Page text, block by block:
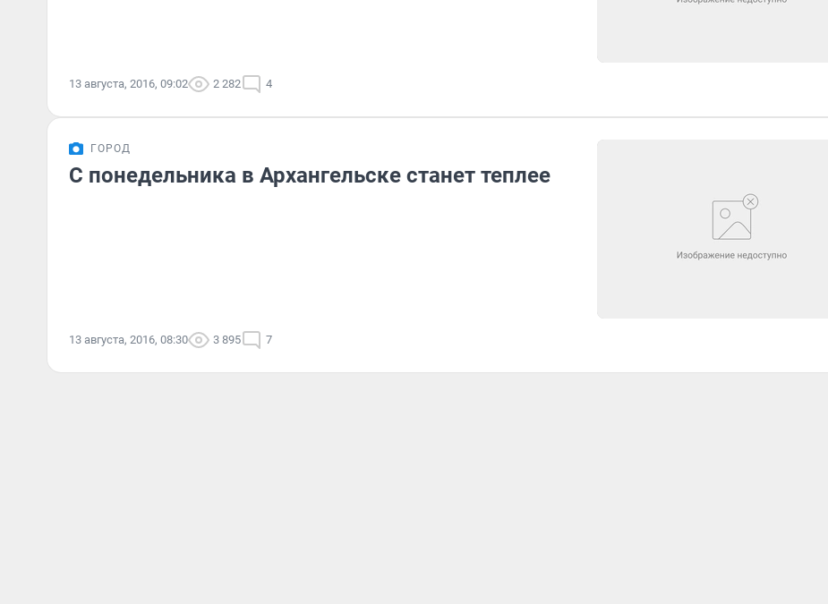
13 августа, 2016, 09:02 2 282 4
ГОРОД
С понедельника в Архангельске станет теплее
13 августа, 2016, 08:30 3 895 7